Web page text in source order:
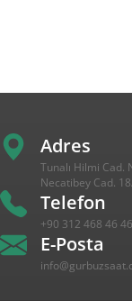
Adres
Tunalı Hilmi Cad.
Necatibey Cad.
Telefon
+90 312 468 46 46
E-Posta